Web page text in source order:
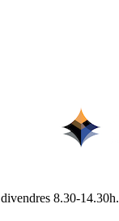
8.30-14.30h.